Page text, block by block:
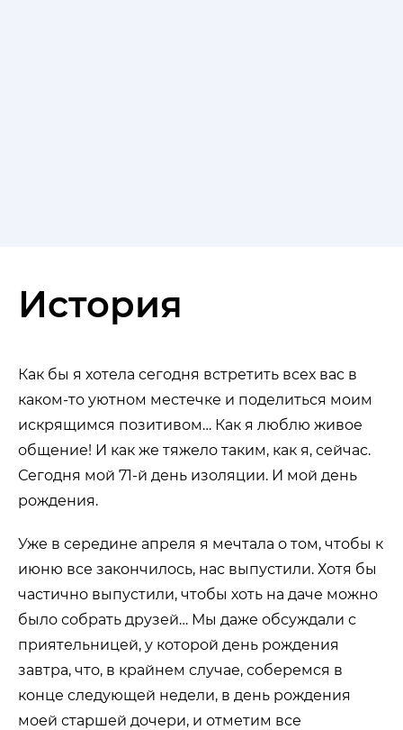
История
Как бы я хотела сегодня встретить всех вас в
каком-то уютном местечке и поделиться моим
искрящимся позитивом… Как я люблю живое
общение! И как же тяжело таким, как я, сейчас.
Сегодня мой 71-й день изоляции. И мой день
рождения.
Уже в середине апреля я мечтала о том, чтобы к
июню все закончилось, нас выпустили. Хотя бы
частично выпустили, чтобы хоть на даче можно
было собрать друзей… Мы даже обсуждали с
приятельницей, у которой день рождения
завтра, что, в крайнем случае, соберемся в
конце следующей недели, в день рождения
моей старшей дочери, и отметим все